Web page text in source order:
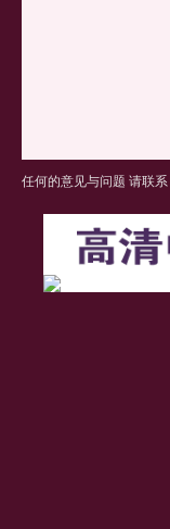
任何的意见与问题 请联系